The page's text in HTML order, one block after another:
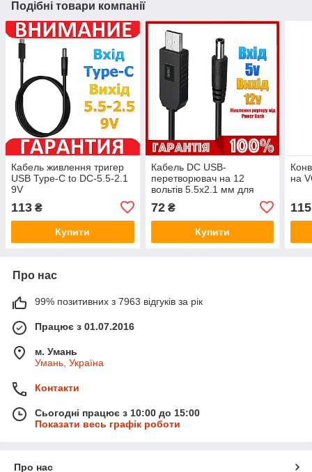
Подібні товари компанії
Кабель живлення тригер
USB Type-C to DC-5.5-2.1
9V
113 ₴
Купити
Кабель DC USB-
перетворювач на 12
вольтів 5.5x2.1 мм для
72₴
Купити
на
115
Про нас
99% позитивних з 7963 відгуків за рік
Працює з 01.07.2016
м. Умань
Умань, Україна
Контакти
Сьогодні працює з 10:00 до 15:00
Показати весь графік роботи
Про нас